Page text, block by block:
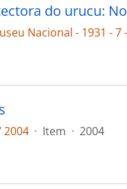
Nacional - 1931 - 7
2004 · Item · 2004